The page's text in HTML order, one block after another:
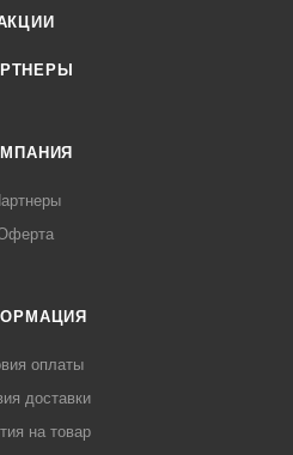
оплаты
доставки
на товар